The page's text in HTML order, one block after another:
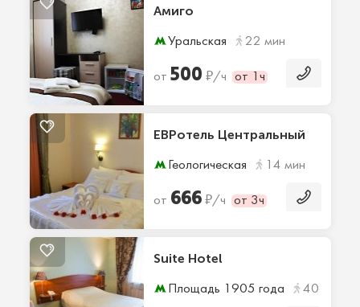
Амиго
Уральская 22 мин
от 500 ₽/ч от 1ч
ЕВРотель Центральный
Геологическая 14 мин
от 666₽/ч от 3ч
Suite Hotel
Площадь 1905 года 40 мин